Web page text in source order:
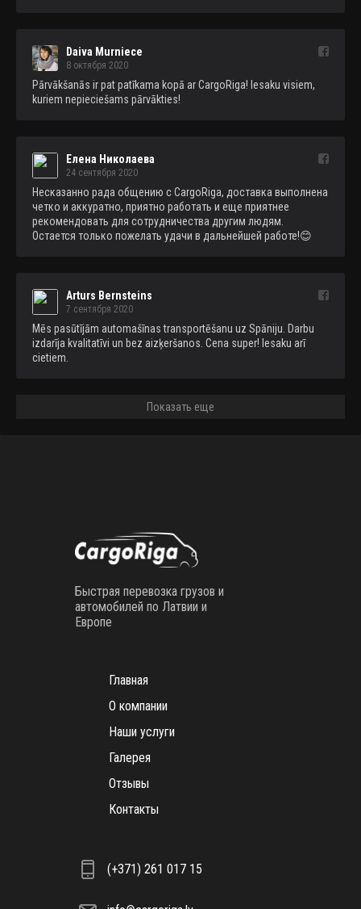
Daiva Murniece
8 октября 2020
Pārvākšanās ir pat patīkama kopā ar CargoRiga! Iesaku visiem,
kuriem nepieciešams pārvākties!
Елена Николаева
24 сентября 2020
Несказанно рада общению с CargoRiga, доставка выполнена
четко и аккуратно, приятно работать и еще приятнее
рекомендовать для сотрудничества другим людям.
Остается только пожелать удачи в дальнейшей работе!😊
Arturs Bernsteins
7 сентября 2020
Mēs pasūtījām automašīnas transportēšanu uz Spāniju. Darbu
izdarīja kvalitatīvi un bez aizķeršanos. Cena super! Iesaku arī
cietiem.
Показать еще
Быстрая перевозка грузов и
автомобилей по Латвии и
Европе
Главная
О компании
Наши услуги
Галерея
Отзывы
Контакты
(+371) 261 017 15